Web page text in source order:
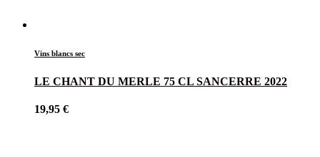
Vins blancs sec
LE CHANT DU MERLE 75 CL SANCERRE 2022
19,95 €